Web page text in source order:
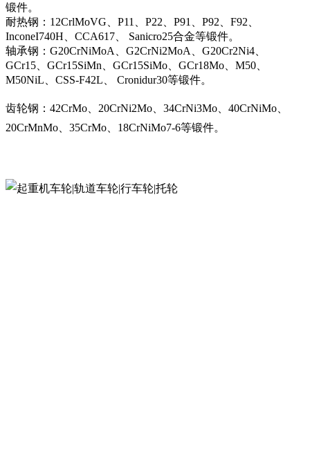
锻件。
耐热钢：12CrlMoVG、P11、P22、P91、P92、F92、
InconeI740H、CCA617、 Sanicro25合金等锻件。
轴承钢：G20CrNiMoA、G2CrNi2MoA、G20Cr2Ni4、
GCr15、GCr15SiMn、GCr15SiMo、GCr18Mo、M50、
M50NiL、CSS-F42L、 Cronidur30等锻件。
齿轮钢：42CrMo、20CrNi2Mo、34CrNi3Mo、40CrNiMo、
20CrMnMo、35CrMo、18CrNiMo7-6等锻件。